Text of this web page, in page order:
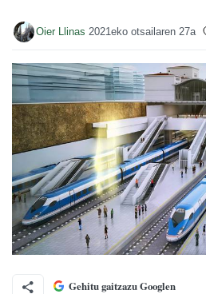
Oier Llinas 2021eko otsailaren 27a
Gehitu gaitzazu Googlen